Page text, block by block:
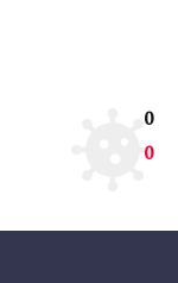
0
0